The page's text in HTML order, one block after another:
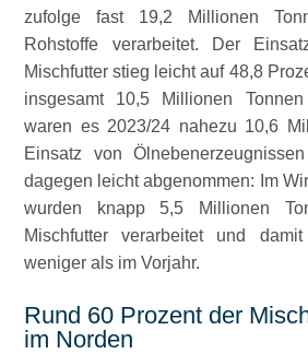
zufolge fast 19,2 Millionen
Rohstoffe verarbeitet. Der
Mischfutter stieg leicht auf 48,8
insgesamt 10,5 Millionen
waren es 2023/24 nahezu 10,6
Einsatz von
dagegen leicht abgenommen: Im
wurden knapp 5,5 Millionen
Mischfutter verarbeitet und
weniger als im Vorjahr.
Rund 60 Prozent der
im Norden